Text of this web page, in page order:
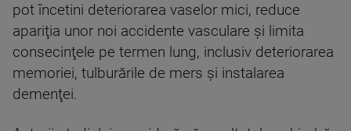
pot încetini deteriorarea vaselor mici, reduce
apariţia unor noi accidente vasculare şi limita
consecinţele pe termen lung, inclusiv deteriorarea
memoriei, tulburările de mers şi instalarea
demenţei.